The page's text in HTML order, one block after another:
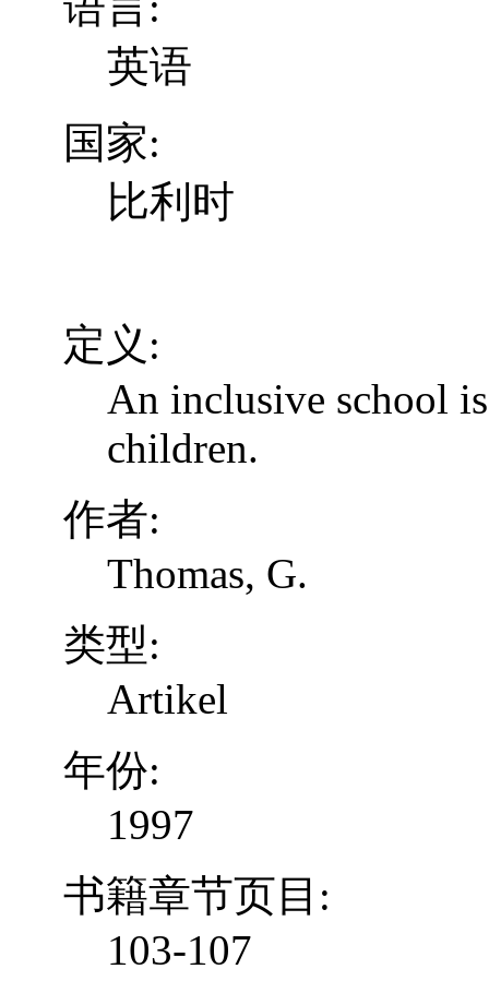
英语
国家:
比利时
定义:
An inclusive school
children.
作者:
Thomas, G.
类型:
Artikel
年份:
1997
书籍章节页目:
103-107